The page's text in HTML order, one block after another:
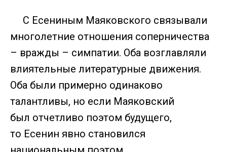
С Есениным Маяковского связывали
многолетние отношения соперничества
– вражды – симпатии. Оба возглавляли
влиятельные литературные движения.
Оба были примерно одинаково
талантливы, но если Маяковский
был отчетливо поэтом будущего,
то Есенин явно становился